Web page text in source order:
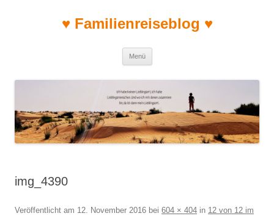
♥ Familienreiseblog ♥
Menü
img_4390
Veröffentlicht am 12. November 2016 bei 604 × 404 in 12 von 12 im